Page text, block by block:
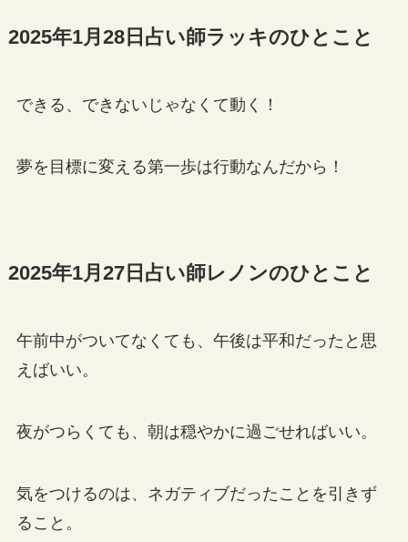
2025年1月28日占い師ラッキのひとこと
できる、できないじゃなくて動く！
夢を目標に変える第一歩は行動なんだから！
2025年1月27日占い師レノンのひとこと
午前中がついてなくても、午後は平和だったと思
えばいい。
夜がつらくても、朝は穏やかに過ごせればいい。
気をつけるのは、ネガティブだったことを引きず
ること。